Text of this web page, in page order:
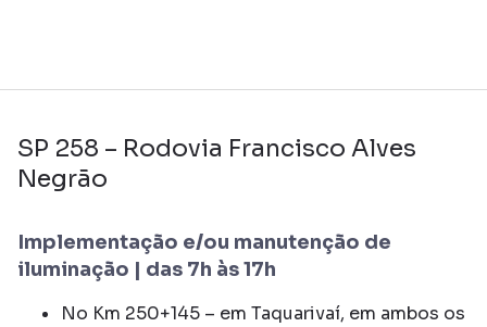
SP 258 – Rodovia Francisco Alves
Negrão
Implementação e/ou manutenção de
iluminação | das 7h às 17h
No Km 250+145 – em Taquarivaí, em ambos os